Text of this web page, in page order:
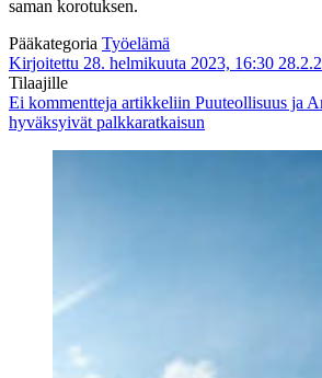
saman korotuksen.
Pääkategoria Työelämä
Kirjoitettu 28. helmikuuta 2023, 16:30
Tilaajille
Ei kommentteja artikkeliin Puuteollisuus ja
hyväksyivät palkkaratkaisun